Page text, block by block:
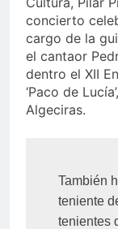
concierto
cargo de la
el cantaor
dentro el XII
‘Paco de
Algeciras.
También
teniente
tenientes